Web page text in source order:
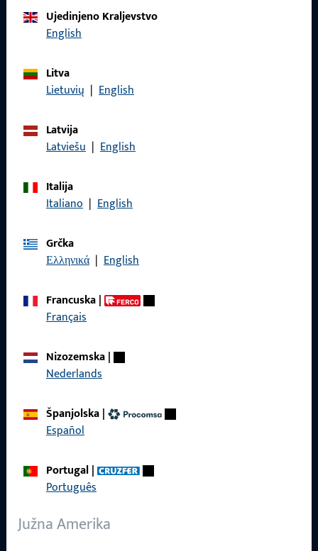
Obratite nam se
Ujedinjeno Kraljevstvo
English
Litva
Lietuvių | English
Latvija
Latviešu | English
Italija
Italiano | English
Grčka
Ελληνικά | English
Francuska|
Français
Nizozemska|
Nederlands
Španjolska|
Español
Portugal|
Português
Južna Amerika
Zaštita podataka
Brzi pristup